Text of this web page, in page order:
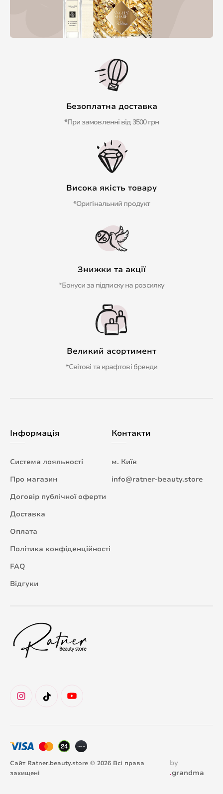
Безоплатна доставка
*При замовленні від 3500 грн
Висока якість товару
*Оригінальний продукт
Знижки та акції
*Бонуси за підписку на розсилку
Великий асортимент
*Світові та крафтові бренди
Інформація
Система лояльності
Про магазин
Договір публічної оферти
Доставка
Оплата
Політика конфіденційності
FAQ
Відгуки
Контакти
м. Київ
info@ratner-beauty.store
Сайт Ratner.beauty.store © 2026 Всі права
захищені
by
.grandma